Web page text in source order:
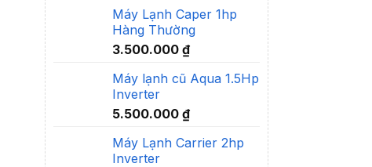
Máy Lạnh Caper 1hp
Hàng Thường
3.500.000 ₫
Máy lạnh cũ Aqua 1.5Hp
Inverter
5.500.000 ₫
Máy Lạnh Carrier 2hp
Inverter